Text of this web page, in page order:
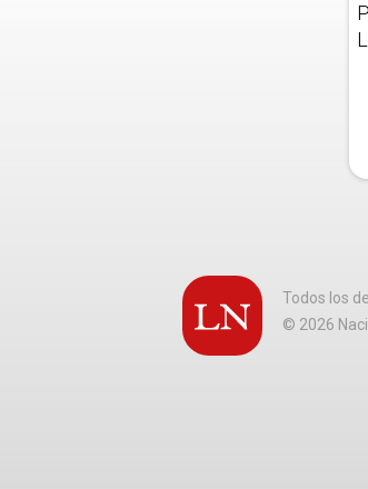
Todos los
© 2026